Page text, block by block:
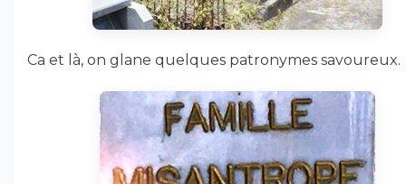
Ca et là, on glane quelques patronymes savoureux.